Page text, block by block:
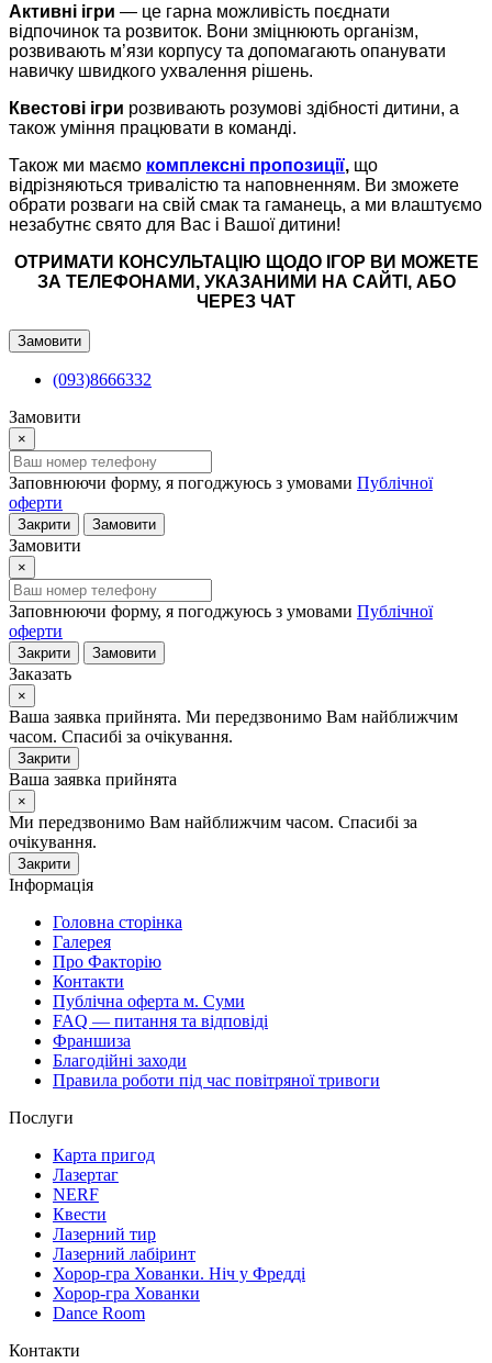
Активні ігри — це гарна можливість поєднати
відпочинок та розвиток. Вони зміцнюють організм,
розвивають м’язи корпусу та допомагають опанувати
навичку швидкого ухвалення рішень.
Квестові ігри розвивають розумові здібності дитини, а
також уміння працювати в команді.
Також ми маємо комплексні пропозиції, що
відрізняються тривалістю та наповненням. Ви зможете
обрати розваги на свій смак та гаманець, а ми влаштуємо
незабутнє свято для Вас і Вашої дитини!
ОТРИМАТИ КОНСУЛЬТАЦІЮ ЩОДО ІГОР ВИ МОЖЕТЕ
ЗА ТЕЛЕФОНАМИ, УКАЗАНИМИ НА САЙТІ, АБО
ЧЕРЕЗ ЧАТ
Замовити
(093)8666332
Замовити
×
Заповнюючи форму, я погоджуюсь з умовами Публічної
оферти
Закрити Замовити
Замовити
×
Заповнюючи форму, я погоджуюсь з умовами Публічної
оферти
Закрити Замовити
Заказать
×
Ваша заявка прийнята. Ми передзвонимо Вам найближчим
часом. Спасибі за очікування.
Закрити
Ваша заявка прийнята
×
Ми передзвонимо Вам найближчим часом. Спасибі за
очікування.
Закрити
Інформація
Головна сторінка
Галерея
Про Факторію
Контакти
Публічна оферта м. Суми
FAQ — питання та відповіді
Франшиза
Благодійні заходи
Правила роботи під час повітряної тривоги
Послуги
Карта пригод
Лазертаг
NERF
Квести
Лазерний тир
Лазерний лабіринт
Хорор-гра Хованки. Ніч у Фредді
Хорор-гра Хованки
Dance Room
Контакти